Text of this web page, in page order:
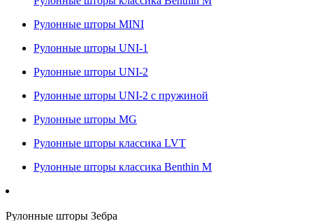
Рулонные шторы MINI
Рулонные шторы UNI-1
Рулонные шторы UNI-2
Рулонные шторы UNI-2 с пружиной
Рулонные шторы MG
Рулонные шторы классика LVT
Рулонные шторы классика Benthin M
Рулонные шторы Зебра